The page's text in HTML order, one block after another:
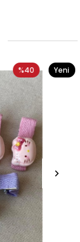
%29